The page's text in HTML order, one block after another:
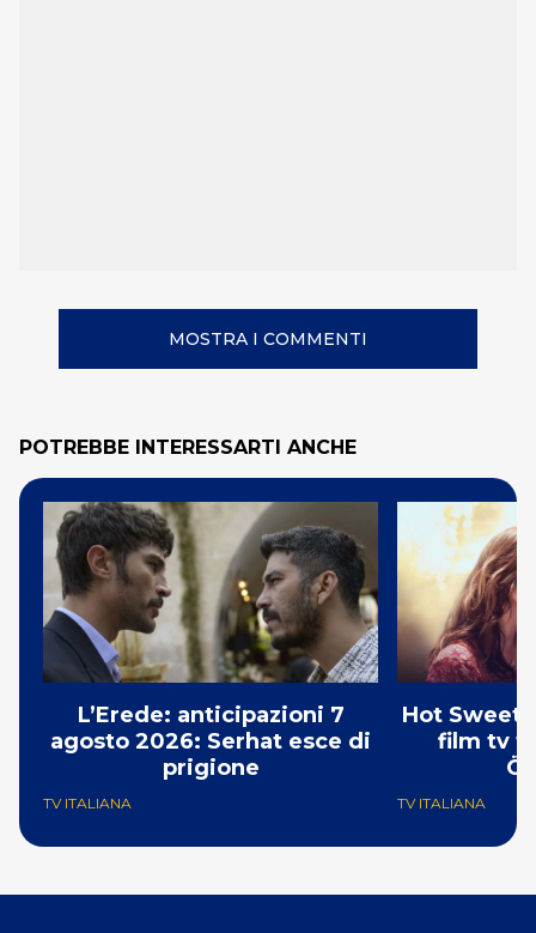
MOSTRA I COMMENTI
POTREBBE INTERESSARTI ANCHE
L’Erede: anticipazioni 7
agosto 2026: Serhat esce di
prigione
TV ITALIANA
Hot Sweet
film tv
TV ITALIANA